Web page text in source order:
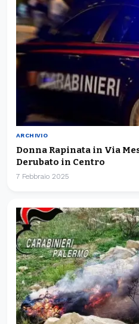
ARCHIVIO
Donna Rapinata in Via
Derubato in Centro
7 Febbraio 2025